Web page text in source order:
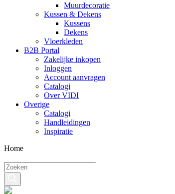
Muurdecoratie
Kussen & Dekens
Kussens
Dekens
Vloerkleden
B2B Portal
Zakelijke inkopen
Inloggen
Account aanvragen
Catalogi
Over VIDI
Overige
Catalogi
Handleidingen
Inspiratie
Home
Producten
zoeken